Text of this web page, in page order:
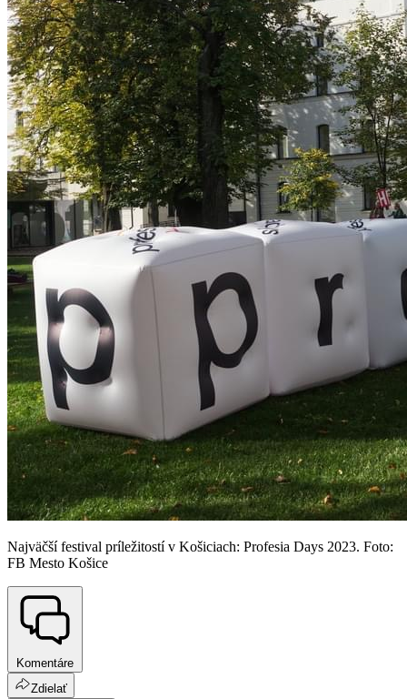
Najväčší festival príležitostí v Košiciach: Profesia Days 2023. Foto:
FB Mesto Košice
Komentáre
Zdielať